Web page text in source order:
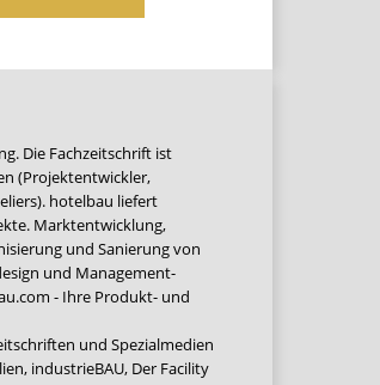
Die Fachzeitschrift ist
(Projektentwickler,
hotelbau liefert
Marktentwicklung,
und Sanierung von
und Management-
- Ihre Produkt- und
und Spezialmedien
, industrieBAU, Der Facility